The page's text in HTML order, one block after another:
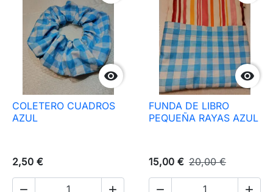

COLETERO CUADROS
AZUL
2,50 €

FUNDA DE LIBRO
PEQUEÑA RAYAS AZUL
15,00 € 20,00 €